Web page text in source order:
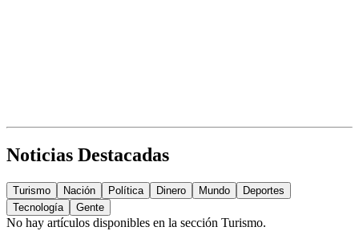
Noticias Destacadas
Turismo Nación Política Dinero Mundo
Deportes
Tecnología
Gente
No hay artículos disponibles en la sección Turismo.